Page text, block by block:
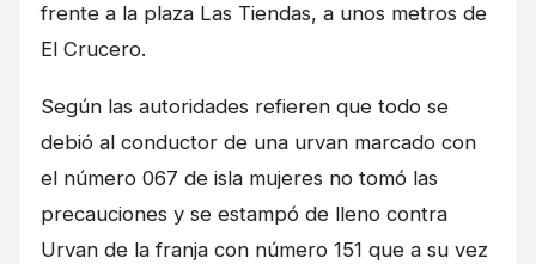
frente a la plaza Las Tiendas, a unos metros de
El Crucero.
Según las autoridades refieren que todo se
debió al conductor de una urvan marcado con
el número 067 de isla mujeres no tomó las
precauciones y se estampó de lleno contra
Urvan de la franja con número 151 que a su vez